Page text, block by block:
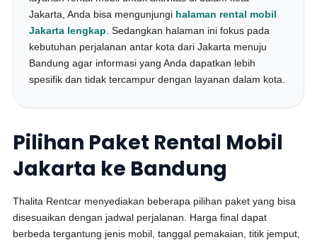
Jakarta, Anda bisa mengunjungi halaman rental mobil
Jakarta lengkap . Sedangkan halaman ini fokus pada
kebutuhan perjalanan antar kota dari Jakarta menuju
Bandung agar informasi yang Anda dapatkan lebih
spesifik dan tidak tercampur dengan layanan dalam kota.
Pilihan Paket Rental Mobil
Jakarta ke Bandung
Thalita Rentcar menyediakan beberapa pilihan paket yang bisa
disesuaikan dengan jadwal perjalanan. Harga final dapat
berbeda tergantung jenis mobil, tanggal pemakaian, titik jemput,